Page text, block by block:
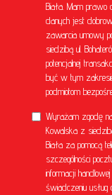
Biała. Mam prawo
danych jest
zawarcia umowy
siedzibą ul.
potencjalnej
być w tym
podmiotom
Wyrażam zgodę
Kowalska z
Biała za pomocą
szczególności
informacji
świadczeniu